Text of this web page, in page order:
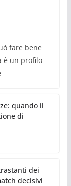
fare bene
è un profilo
quando il
di
dei
decisivi